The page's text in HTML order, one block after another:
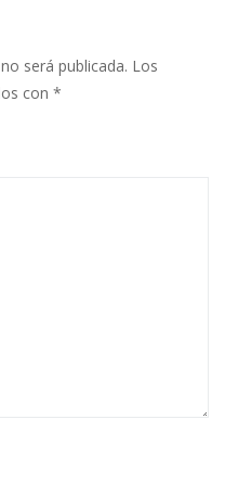
será publicada. Los
con *